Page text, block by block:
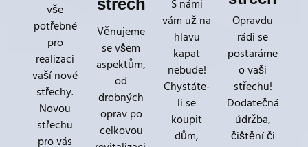
vše
potřebné
pro
realizaci
vaší nové
střechy.
Novou
střechu
pro vás
střech
Věnujeme
se všem
aspektům,
od
drobných
oprav po
celkovou
S námi
vám už na
hlavu
kapat
nebude!
Chystáte-
li se
koupit
dům,
Opravdu
rádi se
postaráme
o vaši
střechu!
Dodatečná
údržba,
čištění či